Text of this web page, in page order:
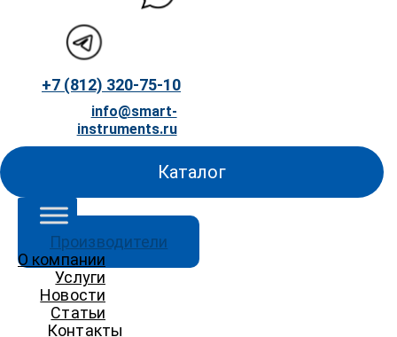
+7 (812) 320-75-10
info@smart-
instruments.ru
Каталог
Производители
О компании
Услуги
Новости
Статьи
Контакты